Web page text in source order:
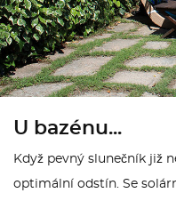
U bazénu...
Když pevný slunečník již
optimální odstín. Se